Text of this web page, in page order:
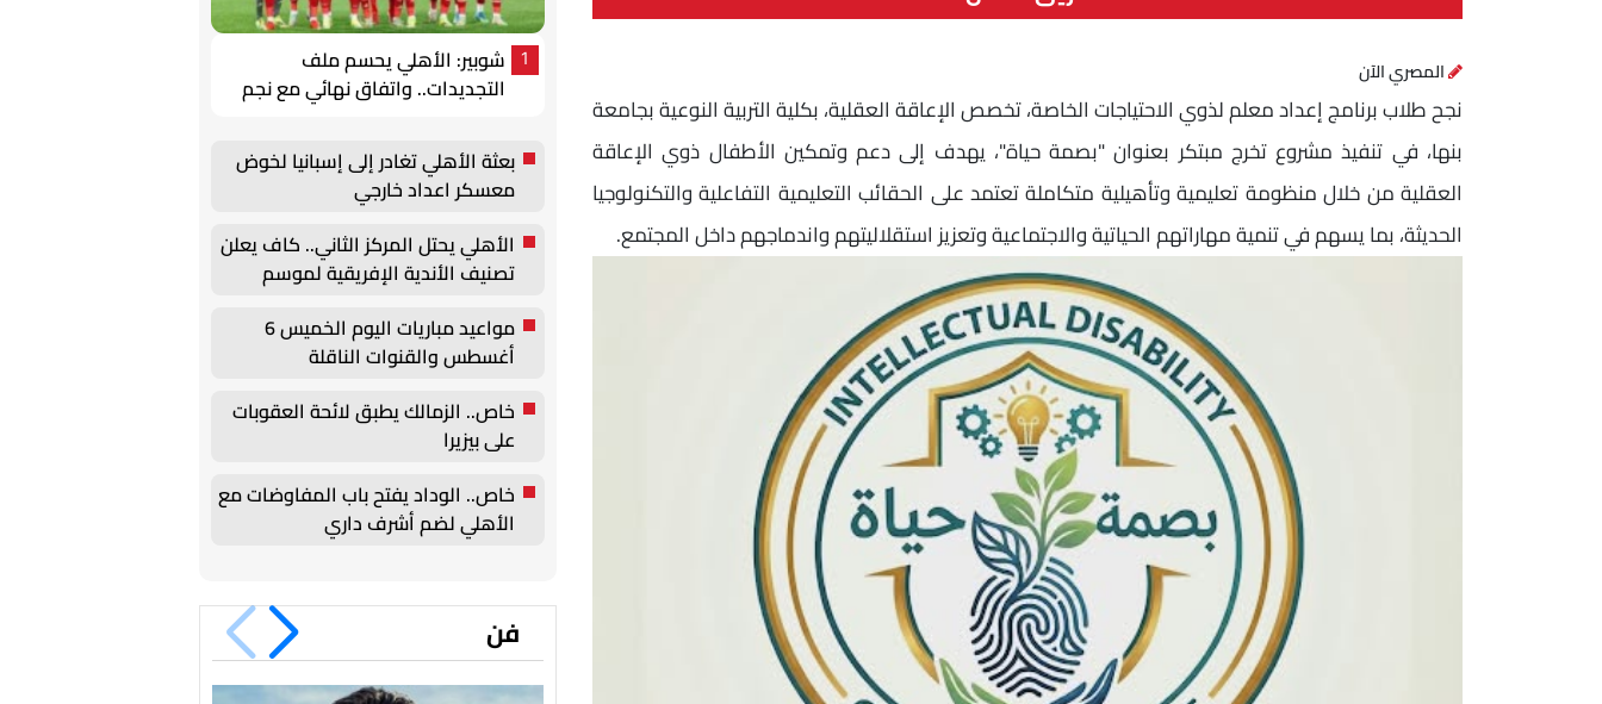
المصري الآن
نجح طلاب برنامج إعداد معلم لذوي الاحتياجات الخاصة، تخصص الإعاقة العقلية، بكلية التربية النوعية بجامعة
بنها، في تنفيذ مشروع تخرج مبتكر بعنوان "بصمة حياة"، يهدف إلى دعم وتمكين الأطفال ذوي الإعاقة
العقلية من خلال منظومة تعليمية وتأهيلية متكاملة تعتمد على الحقائب التعليمية التفاعلية والتكنولوجيا
الحديثة، بما يسهم في تنمية مهاراتهم الحياتية والاجتماعية وتعزيز استقلاليتهم واندماجهم داخل المجتمع.
1
شوبير: الأهلي يحسم ملف
التجديدات.. واتفاق نهائي مع نجم
بعثة الأهلي تغادر إلى إسبانيا لخوض
معسكر اعداد خارجي
الأهلي يحتل المركز الثاني.. كاف يعلن
تصنيف الأندية الإفريقية لموسم
مواعيد مباريات اليوم الخميس 6
أغسطس والقنوات الناقلة
خاص.. الزمالك يطبق لائحة العقوبات
على بيزيرا
خاص.. الوداد يفتح باب المفاوضات مع
الأهلي لضم أشرف داري
فن